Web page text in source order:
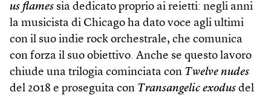
us flames sia dedicato proprio ai reietti: negli anni
la musicista di Chicago ha dato voce agli ultimi
con il suo indie rock orchestrale, che comunica
con forza il suo obiettivo. Anche se questo lavoro
chiude una trilogia cominciata con Twelve nudes
del 2018 e proseguita con Transangelic exodus del